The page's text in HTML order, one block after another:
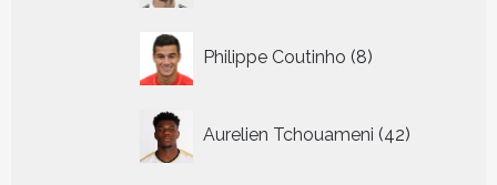
Philippe Coutinho 8
producten
Aurelien Tchouameni 42
producten